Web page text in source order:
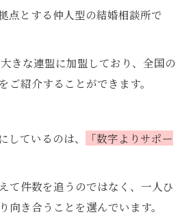
点とする仲人型の結婚相談所で
きな連盟に加盟しており、全国の
ご紹介することができます。
しているのは、
「数字よりサポー
て件数を追うのではなく、一人ひ
向き合うことを選んでいます。